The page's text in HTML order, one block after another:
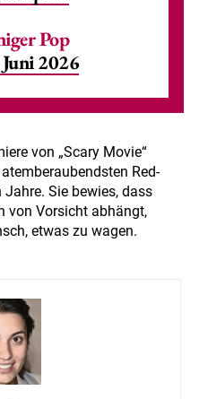
Pop
2026
von „Scary Movie“
Red-
Sie bewies, dass
von Vorsicht abhängt,
etwas zu wagen.